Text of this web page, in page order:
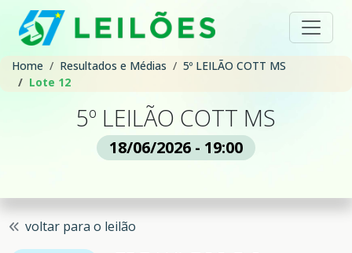
Home Resultados e Médias
5º LEILÃO COTT MS
Lote 12
5º LEILÃO COTT MS
18/06/2026 - 19:00
voltar para o leilão